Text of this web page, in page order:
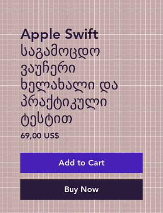
Apple Swift
საგამოცდო
ვაუჩერი
ხელახალი და
პრაქტიკული
ტესტით
69,00 US$Price
Add to Cart
Buy Now